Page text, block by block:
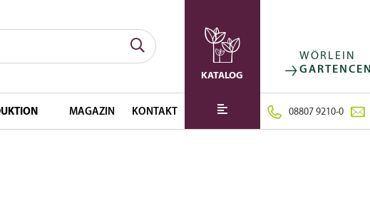
KATALOG
MAGAZIN KONTAKT
WÖRLEIN
08807 9210-0
FOLGE UNS AUF: